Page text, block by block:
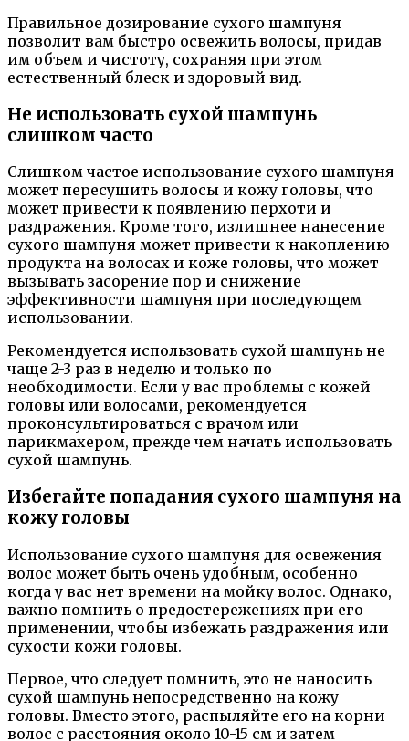
Правильное дозирование сухого шампуня
позволит вам быстро освежить волосы, придав
им объем и чистоту, сохраняя при этом
естественный блеск и здоровый вид.
Не использовать сухой шампунь
слишком часто
Слишком частое использование сухого шампуня
может пересушить волосы и кожу головы, что
может привести к появлению перхоти и
раздражения. Кроме того, излишнее нанесение
сухого шампуня может привести к накоплению
продукта на волосах и коже головы, что может
вызывать засорение пор и снижение
эффективности шампуня при последующем
использовании.
Рекомендуется использовать сухой шампунь не
чаще 2-3 раз в неделю и только по
необходимости. Если у вас проблемы с кожей
головы или волосами, рекомендуется
проконсультироваться с врачом или
парикмахером, прежде чем начать использовать
сухой шампунь.
Избегайте попадания сухого шампуня на
кожу головы
Использование сухого шампуня для освежения
волос может быть очень удобным, особенно
когда у вас нет времени на мойку волос. Однако,
важно помнить о предостережениях при его
применении, чтобы избежать раздражения или
сухости кожи головы.
Первое, что следует помнить, это не наносить
сухой шампунь непосредственно на кожу
головы. Вместо этого, распыляйте его на корни
волос с расстояния около 10-15 см и затем